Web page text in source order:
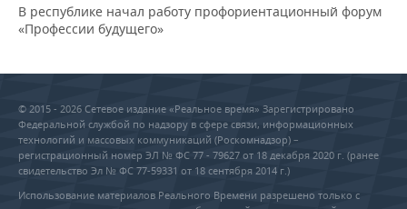
В республике начал работу профориентационный форум
«Профессии будущего»
© 2015 - 2026 Сетевое издание «Реальное время» Зарегистрировано
Федеральной службой по надзору в сфере связи, информационных
технологий и массовых коммуникаций (Роскомнадзор) –
регистрационный номер ЭЛ № ФС 77 - 79627 от 18 декабря 2020 г. (ранее
свидетельство Эл № ФС 77-59331 от 18 сентября 2014 г.)
Использование материалов Реального Времени разрешено только с